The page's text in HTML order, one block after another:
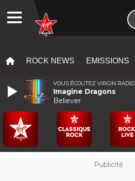
ROCK NEWS EMISSIONS
Publicité
VOUS ÉCOUTEZ VIRGIN RADIO
Imagine Dragons
Believer
WEBRADIO